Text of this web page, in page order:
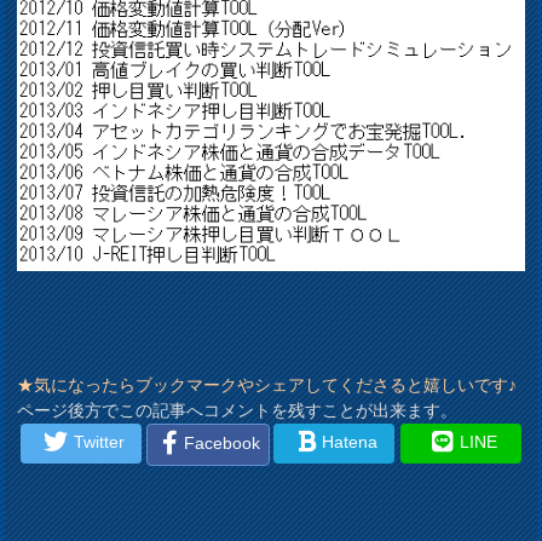
★気になったらブックマークやシェアしてくださると嬉しいです♪
ページ後方でこの記事へコメントを残すことが出来ます。
Twitter
Facebook Hatena LINE